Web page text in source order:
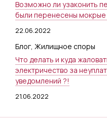
Возможно ли узаконить
были перенесены мокрые
22.06.2022
Блог, Жилищное споры
Что делать и куда
электричество за
уведомлений ?!
21.06.2022